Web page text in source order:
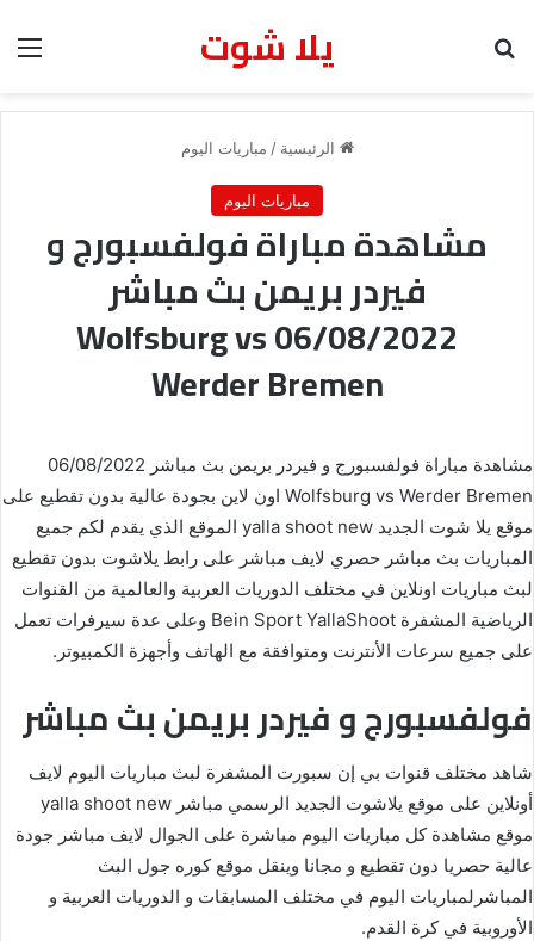
يلا شوت
الرئيسية / مباريات اليوم
مباريات اليوم
مشاهدة مباراة فولفسبورج و
فيردر بريمن بث مباشر
06/08/2022 Wolfsburg vs
Werder Bremen
مشاهدة مباراة فولفسبورج و فيردر بريمن بث مباشر 06/08/2022
Wolfsburg vs Werder Bremen اون لاين بجودة عالية بدون تقطيع على
موقع يلا شوت الجديد yalla shoot new الموقع الذي يقدم لكم جميع
المباريات بث مباشر حصري لايف مباشر على رابط يلاشوت بدون تقطيع
لبث مباريات اونلاين في مختلف الدوريات العربية والعالمية من القنوات
الرياضية المشفرة Bein Sport YallaShoot وعلى عدة سيرفرات تعمل
على جميع سرعات الأنترنت ومتوافقة مع الهاتف وأجهزة الكمبيوتر.
فولفسبورج و فيردر بريمن بث مباشر
شاهد مختلف قنوات بي إن سبورت المشفرة لبث مباريات اليوم لايف
أونلاين على موقع يلاشوت الجديد الرسمي مباشر yalla shoot new
موقع مشاهدة كل مباريات اليوم مباشرة على الجوال لايف مباشر جودة
عالية حصريا دون تقطيع و مجانا وينقل موقع كوره جول البث
المباشرلمباريات اليوم في مختلف المسابقات و الدوريات العربية و
الأوروبية في كرة القدم.